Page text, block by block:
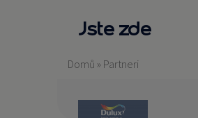
Jste zde
Domů » Partneri